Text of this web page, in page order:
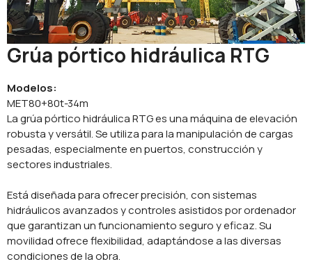
Grúa pórtico hidráulica RTG
Modelos:
MET80+80t-34m
La grúa pórtico hidráulica RTG es una máquina de elevación
robusta y versátil. Se utiliza para la manipulación de cargas
pesadas, especialmente en puertos, construcción y
sectores industriales.
Está diseñada para ofrecer precisión, con sistemas
hidráulicos avanzados y controles asistidos por ordenador
que garantizan un funcionamiento seguro y eficaz. Su
movilidad ofrece flexibilidad, adaptándose a las diversas
condiciones de la obra.